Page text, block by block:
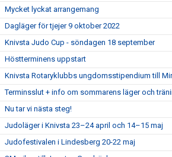
Mycket lyckat arrangemang
Dagläger för tjejer 9 oktober 2022
Knivsta Judo Cup - söndagen 18 september
Höstterminens uppstart
Knivsta Rotaryklubbs ungdomsstipendium till
Terminsslut + info om sommarens läger och
Nu tar vi nästa steg!
Judoläger i Knivsta 23–24 april och 14–15 maj
Judofestivalen i Lindesberg 20-22 maj